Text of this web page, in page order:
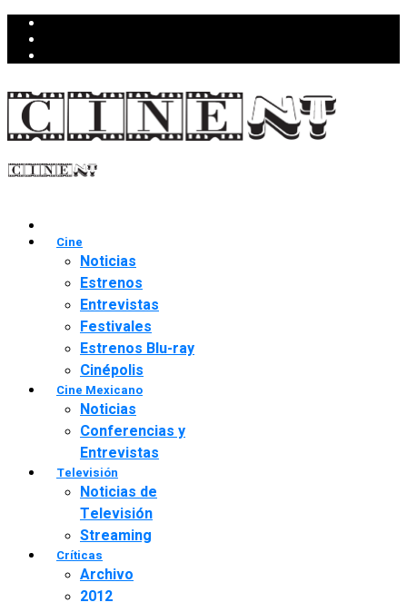
Cine
Noticias
Estrenos
Entrevistas
Festivales
Estrenos Blu-ray
Cinépolis
Cine Mexicano
Noticias
Conferencias y
Entrevistas
Televisión
Noticias de
Televisión
Streaming
Críticas
Archivo
2012